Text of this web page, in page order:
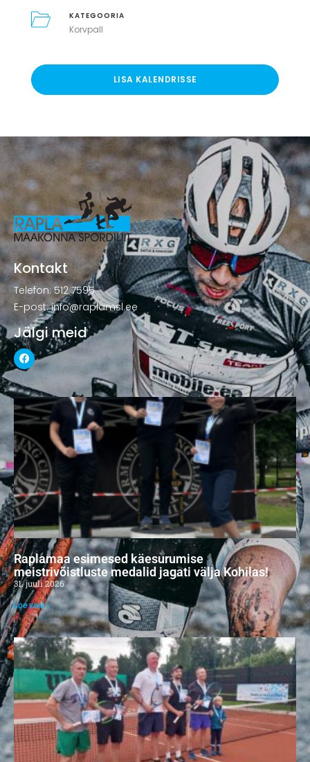
KATEGOORIA
Korvpall
LISA KALENDRISSE
Kontakt
Telefon: 512 7595
E-post: info@raplamsl.ee
Jälgi meid
Raplamaa esimesed käesurumise
meistrivõistluste medalid jagati välja Kohilas!
31. juuli 2026
Loe veel »